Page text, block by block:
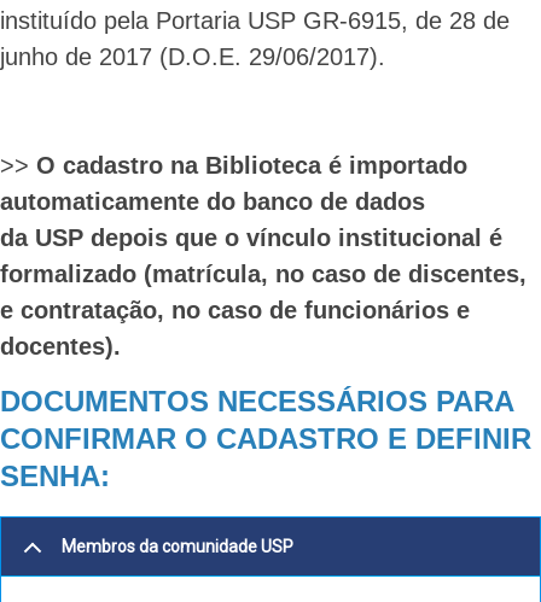
instituído pela Portaria USP GR-6915, de 28 de
junho de 2017 (D.O.E. 29/06/2017).
>> O cadastro na Biblioteca é importado
automaticamente do banco de dados
da USP depois que o vínculo institucional é
formalizado (matrícula, no caso de discentes,
e contratação, no caso de funcionários e
docentes).
DOCUMENTOS NECESSÁRIOS PARA
CONFIRMAR O CADASTRO E DEFINIR
SENHA:
Membros da comunidade USP